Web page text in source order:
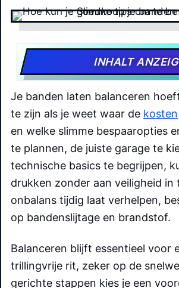
INHALT
Je banden laten balanceren
te zijn als je weet waar de kosten
en welke slimme bespaaropties
te plannen, de juiste garage te
technische basics te begrijpen,
drukken zonder aan veiligheid in
onbalans tijdig laat verhelpen,
op bandenslijtage en brandstof.
Balanceren blijft essentieel voor
trillingvrije rit, zeker op de
gerichte stappen kies je een